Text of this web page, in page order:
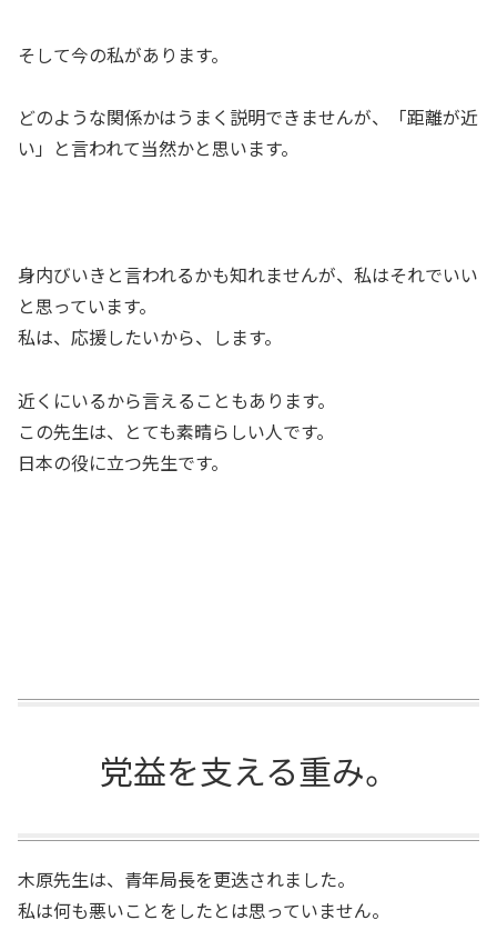
そして今の私があります。
どのような関係かはうまく説明できませんが、「距離が近
い」と言われて当然かと思います。
身内びいきと言われるかも知れませんが、私はそれでいい
と思っています。
私は、応援したいから、します。
近くにいるから言えることもあります。
この先生は、とても素晴らしい人です。
日本の役に立つ先生です。
党益を支える重み。
木原先生は、青年局長を更迭されました。
私は何も悪いことをしたとは思っていません。